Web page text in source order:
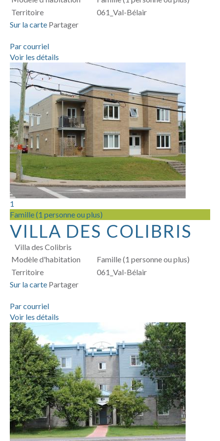
Territoire
061_Val-Bélair
Sur la carte Partager
Par courriel
Voir les détails
1
Famille (1 personne ou plus)
VILLA DES COLIBRIS
Villa des Colibris
Modèle d'habitation
Famille (1 personne ou plus)
Territoire
061_Val-Bélair
Sur la carte Partager
Par courriel
Voir les détails